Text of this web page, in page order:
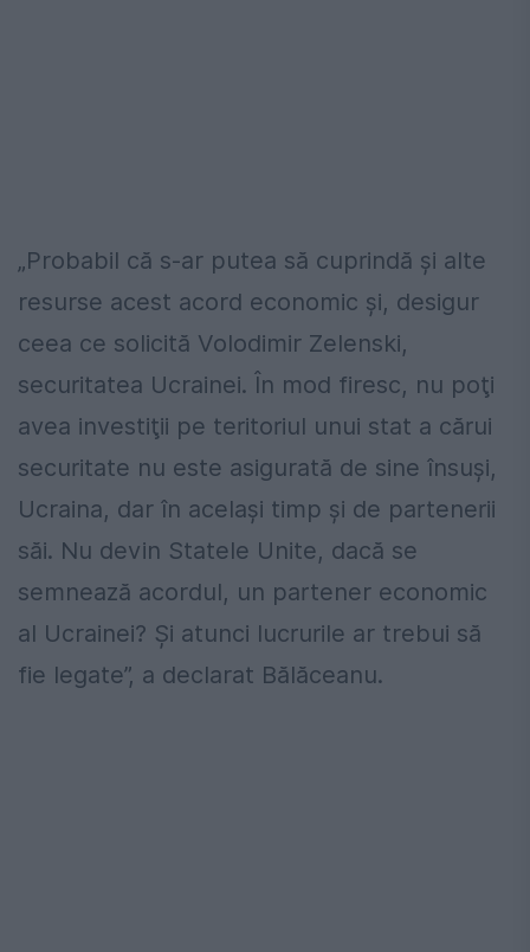
„Probabil că s-ar putea să cuprindă şi alte
resurse acest acord economic şi, desigur
ceea ce solicită Volodimir Zelenski,
securitatea Ucrainei. În mod firesc, nu poţi
avea investiţii pe teritoriul unui stat a cărui
securitate nu este asigurată de sine însuşi,
Ucraina, dar în acelaşi timp şi de partenerii
săi. Nu devin Statele Unite, dacă se
semnează acordul, un partener economic
al Ucrainei? Şi atunci lucrurile ar trebui să
fie legate”, a declarat Bălăceanu.